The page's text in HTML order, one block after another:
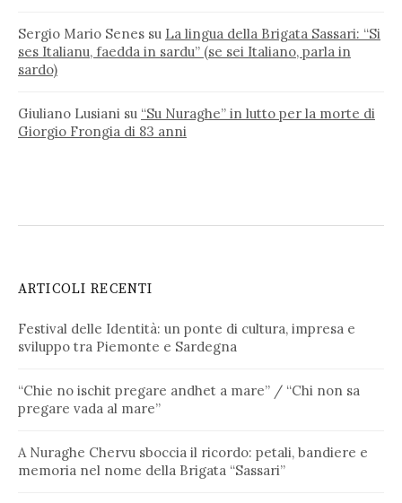
Sergio Mario Senes su La lingua della Brigata Sassari: “Si
ses Italianu, faedda in sardu” (se sei Italiano, parla in
sardo)
Giuliano Lusiani su “Su Nuraghe” in lutto per la morte di
Giorgio Frongia di 83 anni
ARTICOLI RECENTI
Festival delle Identità: un ponte di cultura, impresa e
sviluppo tra Piemonte e Sardegna
“Chie no ischit pregare andhet a mare” / “Chi non sa
pregare vada al mare”
A Nuraghe Chervu sboccia il ricordo: petali, bandiere e
memoria nel nome della Brigata “Sassari”